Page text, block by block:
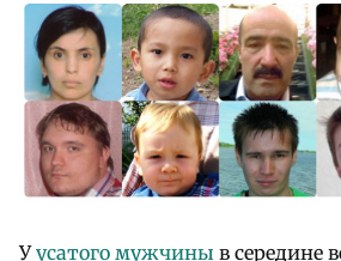
Уусатого мужчины в середине